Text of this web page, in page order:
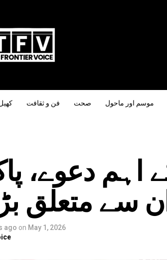
فن و ثقافت صحت موسم اور ماحول
اہم دعوے،
سے متعلق
ago on May 1, 2026